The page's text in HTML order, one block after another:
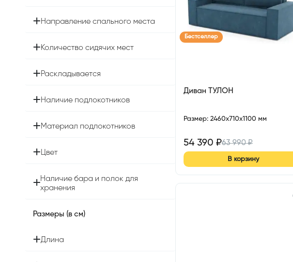
Направление спального места
Количество сидячих мест
Раскладывается
Наличие подлокотников
Материал подлокотников
Цвет
Наличие бара и полок для
хранения
Размеры (в см)
Длина
Бестселлер
Диван ТУЛОН
Размер: 2460x710x1100 мм
54 390 ₽63 990₽
В корзину